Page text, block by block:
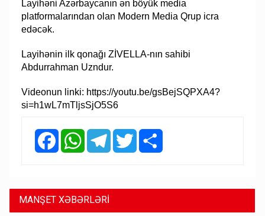
Layihəni Azərbaycanın ən böyük media
platformalarından olan Modern Media Qrup icra
edəcək.
Layihənin ilk qonağı ZİVELLA-nın sahibi
Abdurrahman Uzndur.
Videonun linki: https://youtu.be/gsBejSQPXA4?
si=h1wL7mTljsSjO5S6
FacebookWhatsAppTelegramTwitter
MANŞET XƏBƏRLƏRİ